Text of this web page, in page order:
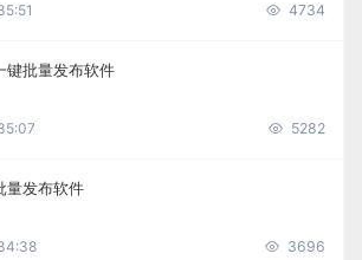
4734
键批量发布软件
5282
量发布软件
3696